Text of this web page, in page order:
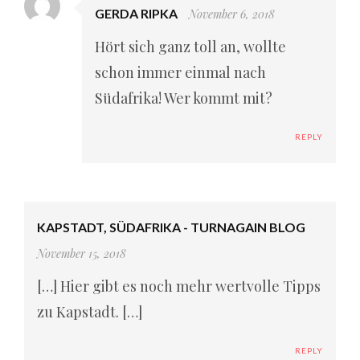
GERDA RIPKA November 6, 2018
Hört sich ganz toll an, wollte
schon immer einmal nach
Südafrika! Wer kommt mit?
REPLY
KAPSTADT, SÜDAFRIKA - TURNAGAIN BLOG
November 15, 2018
[…] Hier gibt es noch mehr wertvolle Tipps
zu Kapstadt. […]
REPLY